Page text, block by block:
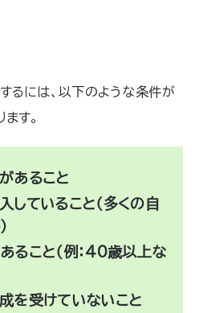
るには、以下のような条件が
す。
あること
していること（多くの自
ること（例：40歳以上な
を受けていないこと